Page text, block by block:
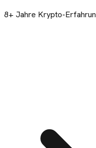
8+ Jahre Krypto-